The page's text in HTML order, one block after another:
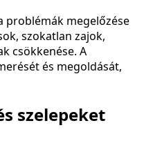
problémák megelőzése
szokatlan zajok,
csökkenése. A
és megoldását,
szelepeket